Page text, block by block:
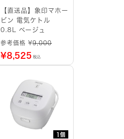
【直送品】象印マホー
ビン 電気ケトル
0.8L ベージュ
参考価格 ¥9,000
¥8,525 税込
1個